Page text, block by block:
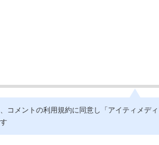
コメントの利用規約に同意し「アイティメデ